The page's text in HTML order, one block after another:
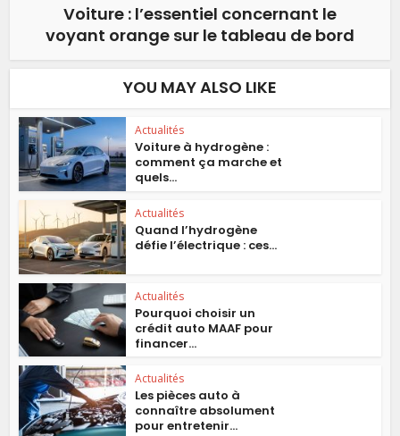
Voiture : l’essentiel concernant le
voyant orange sur le tableau de bord
YOU MAY ALSO LIKE
Actualités
Voiture à hydrogène :
comment ça marche et
quels...
Actualités
Quand l’hydrogène
défie l’électrique : ces...
Actualités
Pourquoi choisir un
crédit auto MAAF pour
financer...
Actualités
Les pièces auto à
connaître absolument
pour entretenir...